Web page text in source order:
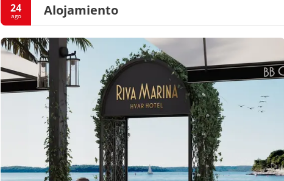
24
ago Alojamiento